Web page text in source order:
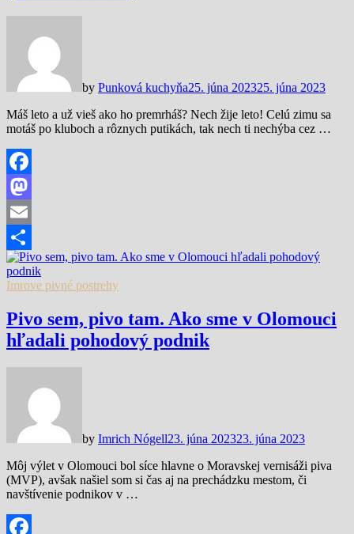
by Punková kuchyňa25. júna 202325. júna 2023
Máš leto a už vieš ako ho premrháš? Nech žije leto! Celú zimu sa
motáš po kluboch a rôznych putikách, tak nech ti nechýba cez …
Facebook
Mastodon
Email
Share
Imrove pivné postrehy
Pivo sem, pivo tam. Ako sme v Olomouci
hľadali pohodový podnik
by Imrich Nógell23. júna 202323. júna 2023
Môj výlet v Olomouci bol síce hlavne o Moravskej vernisáži piva
(MVP), avšak našiel som si čas aj na prechádzku mestom, či
navštívenie podnikov v …